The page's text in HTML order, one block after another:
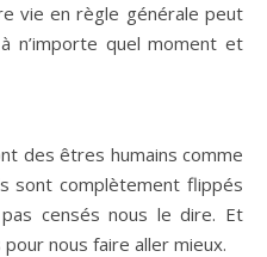
vie en règle générale peut
n’importe quel moment et
des êtres humains comme
sont complètement flippés
censés nous le dire. Et
nous faire aller mieux.